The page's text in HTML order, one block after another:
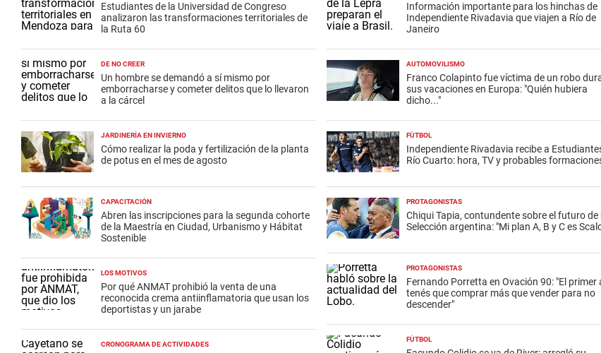
Estudiantes de la Universidad de Congreso
analizaron las transformaciones territoriales de
la Ruta 60
DE NO CREER
Un hombre se demandó a sí mismo por
emborracharse y cometer delitos que lo llevaron
a la cárcel
JARDINERÍA EN INVIERNO
Cómo realizar la poda y fertilización de la planta
de potus en el mes de agosto
CAPACITACIÓN
Abren las inscripciones para la segunda cohorte
de la Maestría en Ciudad, Urbanismo y Hábitat
Sostenible
LOS MOTIVOS
Por qué ANMAT prohibió la venta de una
reconocida crema antiinflamatoria que usan los
deportistas y un jarabe
CRONOGRAMA DE ACTIVIDADES
Información importante para los hinchas de
Independiente Rivadavia que viajen a Río de
Janeiro
AUTOMOVILISMO
Franco Colapinto fue víctima de un robo
sus vacaciones en Europa: "Quién hubiera
dicho..."
FÚTBOL
Independiente Rivadavia recibe a
Río Cuarto: hora, TV y probables
PROTAGONISTAS
Chiqui Tapia, contundente sobre el futuro de
Selección argentina: "Mi plan A, B y C es
PROTAGONISTAS
Fernando Porretta en Ovación 90: "El primer
tenés que comprar más que vender para no
descender"
FÚTBOL